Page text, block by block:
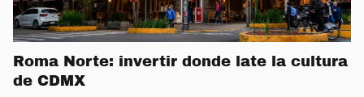
Roma Norte: invertir donde late la cultura
de CDMX